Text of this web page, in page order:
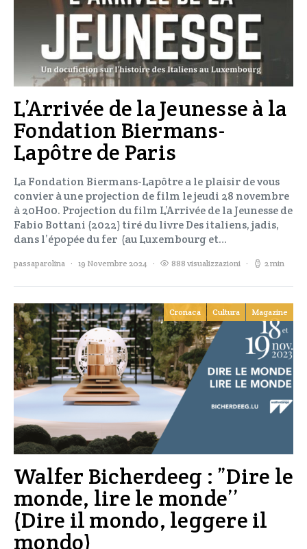
L’Arrivée de la Jeunesse à la
Fondation Biermans-
Lapôtre de Paris
La Fondation Biermans-Lapôtre a le plaisir de vous
convier à une projection de film le jeudi 28 novembre
à 20H00. Projection du film L’Arrivée de la Jeunesse de
Fabio Bottani (2022) tiré du livre Des italiens, jadis,
dans l’épopée du fer (au Luxembourg et…
passaparolina 19 Novembre 2024 888 visualizzazioni 2 min
Cronaca Cultura Magazine
Walfer Bicherdeeg : ”Dire le
monde, lire le monde’’
(Dire il mondo, leggere il
mondo)